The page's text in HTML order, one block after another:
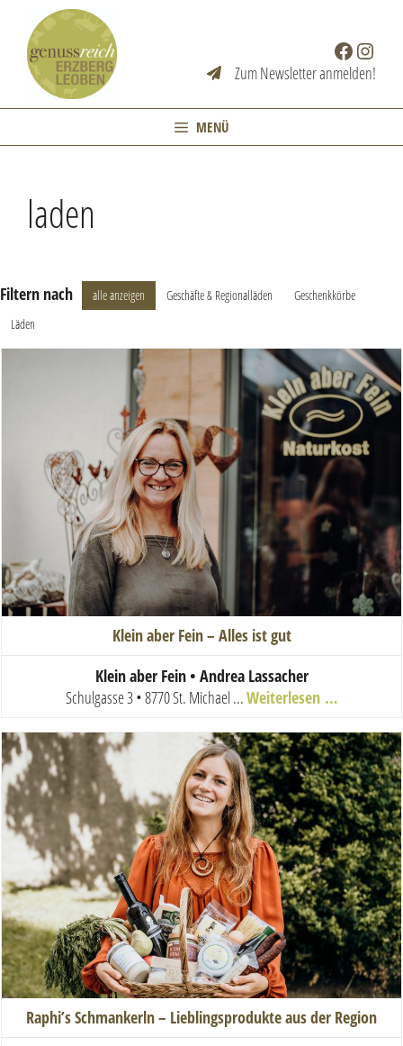
springen
Facebook
Zum Newsletter anmelden!
MENÜ
laden
Filtern nach alle anzeigen Geschäfte & Regionalläden
Geschenkkörbe
Läden
Klein aber Fein – Alles ist gut
Klein aber Fein • Andrea Lassacher
Schulgasse 3 • 8770 St. Michael...Weiterlesen …
Raphi’s Schmankerln – Lieblingsprodukte aus der Region